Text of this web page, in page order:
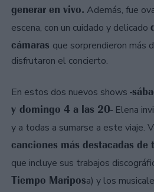
generar en vivo. Además, fue
escena, con un cuidado y delicado
cámaras que sorprendieron más
disfrutaron el concierto.
En estos dos nuevos shows -
y domingo 4 a las 20- Elena
y a todas a sumarse a este viaje.
canciones más destacadas
que incluye sus trabajos
Tiempo Mariposa) y los